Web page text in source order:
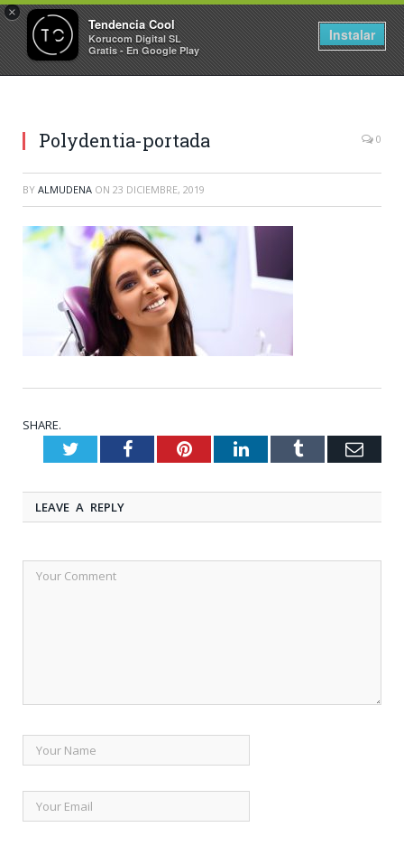
×
Tendencia Cool
Korucom Digital SL
Gratis - En Google Play
Instalar
Polydentia-portada 0
BY ALMUDENA ON 23 DICIEMBRE, 2019
SHARE.
TwitterFacebookPinterestLinkedInTumblr
LEAVE A REPLY